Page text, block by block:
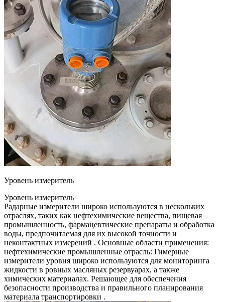
Уровень измеритель
Уровень измеритель
Радарные измерители широко используются в нескольких
отраслях, таких как нефтехимические вещества, пищевая
промышленность, фармацевтические препараты и обработка
воды, предпочитаемая для их высокой точности и
неконтактных измерений . Основные области применения:
нефтехимические промышленные отрасль: Гимерные
измерители уровня широко используются для мониторинга
жидкости в ровных масляных резервуарах, а также
химических материалах. Решающее для обеспечения
безопасности производства и правильного планирования
материала транспортировки .